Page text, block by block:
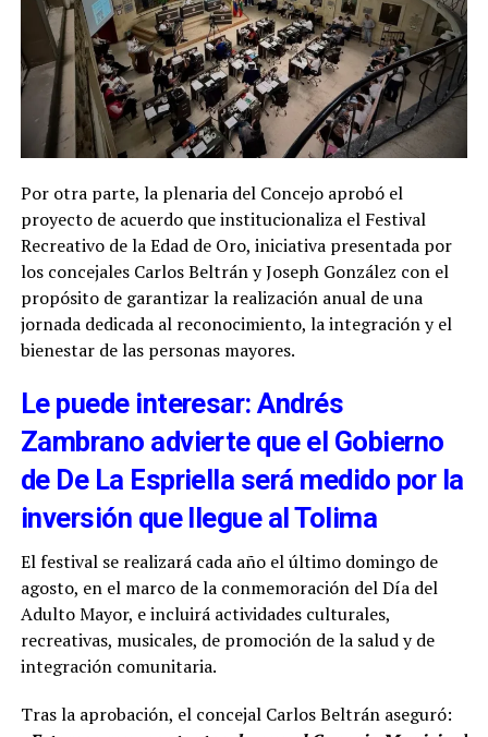
Por otra parte, la plenaria del Concejo aprobó el
proyecto de acuerdo que institucionaliza el Festival
Recreativo de la Edad de Oro, iniciativa presentada por
los concejales Carlos Beltrán y Joseph González con el
propósito de garantizar la realización anual de una
jornada dedicada al reconocimiento, la integración y el
bienestar de las personas mayores.
Le puede interesar: Andrés
Zambrano advierte que el Gobierno
de De La Espriella será medido por la
inversión que llegue al Tolima
El festival se realizará cada año el último domingo de
agosto, en el marco de la conmemoración del Día del
Adulto Mayor, e incluirá actividades culturales,
recreativas, musicales, de promoción de la salud y de
integración comunitaria.
Tras la aprobación, el concejal Carlos Beltrán aseguró: